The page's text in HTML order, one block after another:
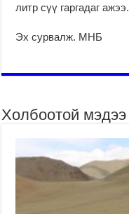
литр сүү гаргадаг ажээ.
Эх сурвалж. МНБ
Холбоотой мэдээ